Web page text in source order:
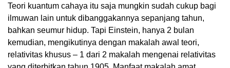
Teori kuantum cahaya itu saja mungkin sudah cukup bagi
ilmuwan lain untuk dibanggakannya sepanjang tahun,
bahkan seumur hidup. Tapi Einstein, hanya 2 bulan
kemudian, mengikutinya dengan makalah awal teori,
relativitas khusus – 1 dari 2 makalah mengenai relativitas